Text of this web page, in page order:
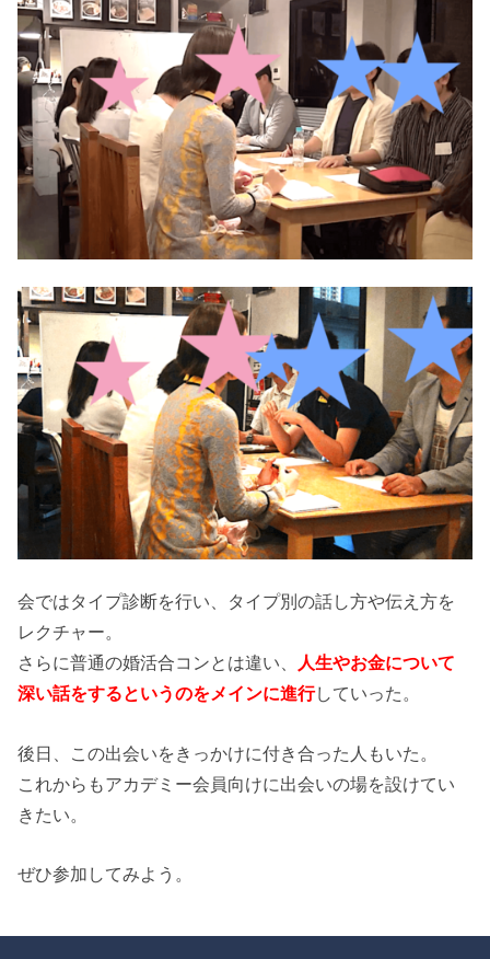
会ではタイプ診断を行い、タイプ別の話し方や伝え方を
レクチャー。
さらに普通の婚活合コンとは違い、
人生やお金について
深い話をするというのをメインに進行していった。
後日、この出会いをきっかけに付き合った人もいた。
これからもアカデミー会員向けに出会いの場を設けてい
きたい。
ぜひ参加してみよう。